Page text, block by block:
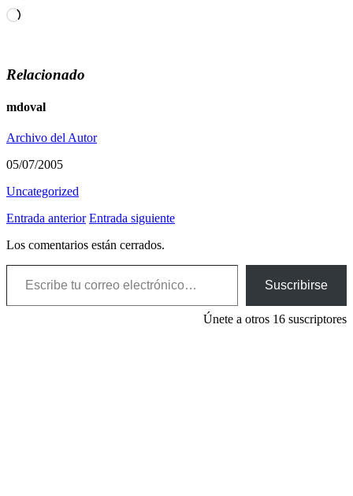
Cargando...
Relacionado
mdoval
Archivo del Autor
05/07/2005
Uncategorized
Entrada anterior Entrada siguiente
Los comentarios están cerrados.
Escribe tu correo electrónico…
Suscribirse
Únete a otros 16 suscriptores